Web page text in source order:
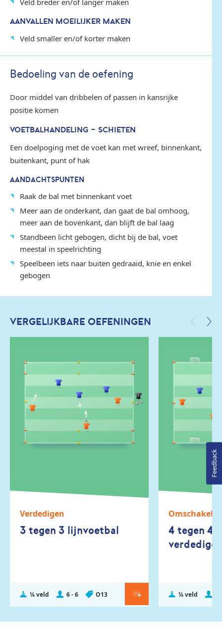
AANVALLEN MOEILIJKER MAKEN
Veld smaller en/of korter maken
Bedoeling van de oefening
Door middel van dribbelen of passen in kansrijke
positie komen
VOETBALHANDELING - SCHIETEN
Een doelpoging met de voet kan met wreef, binnenkant,
buitenkant, punt of hak
AANDACHTSPUNTEN
Raak de bal met binnenkant voet
Meer aan de onderkant, dan gaat de bal omhoog,
meer aan de bovenkant, dan blijft de bal laag
Standbeen licht gebogen, dicht bij de bal, voet
meestal in speelrichting
Speelbeen iets naar buiten gedraaid, knie en enkel
gebogen
VERGELIJKBARE OEFENINGEN
Verdedigen
3 tegen 3 lijnvoetbal
¼ veld 6 - 6 O13
4 tegen 4
¼ veld
Feedback